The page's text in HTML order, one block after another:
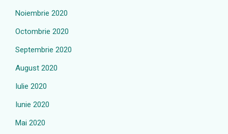
Noiembrie 2020
Octombrie 2020
Septembrie 2020
August 2020
Iulie 2020
Iunie 2020
Mai 2020